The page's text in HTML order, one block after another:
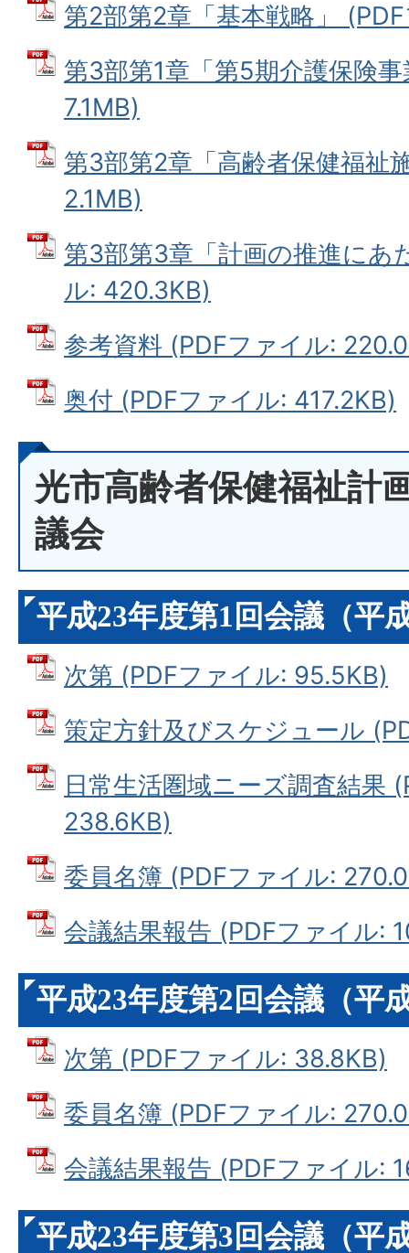
第2部第2章「基本戦略」
第3部第1章「第5期介護保険
7.1MB)
第3部第2章「高齢者保健福祉
2.1MB)
第3部第3章「計画の推進にあ
ル: 420.3KB)
参考資料 (PDFファイル:
奥付 (PDFファイル: 417.2KB)
光市高齢者保健福祉計
議会
平成23年度第1回会議（平
次第 (PDFファイル: 95.5KB)
策定方針及びスケジュール
日常生活圏域ニーズ調査結果
238.6KB)
委員名簿 (PDFファイル:
会議結果報告 (PDFファイル:
平成23年度第2回会議（平
次第 (PDFファイル: 38.8KB)
委員名簿 (PDFファイル:
会議結果報告 (PDFファイル:
平成23年度第3回会議（平